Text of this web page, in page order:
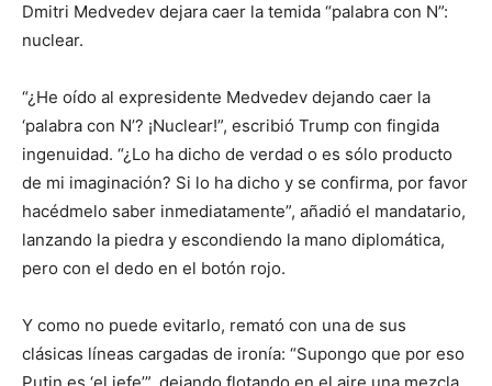
Dmitri Medvedev dejara caer la temida “palabra con N”:
nuclear.
“¿He oído al expresidente Medvedev dejando caer la
‘palabra con N’? ¡Nuclear!”, escribió Trump con fingida
ingenuidad. “¿Lo ha dicho de verdad o es sólo producto
de mi imaginación? Si lo ha dicho y se confirma, por favor
hacédmelo saber inmediatamente”, añadió el mandatario,
lanzando la piedra y escondiendo la mano diplomática,
pero con el dedo en el botón rojo.
Y como no puede evitarlo, remató con una de sus
clásicas líneas cargadas de ironía: “Supongo que por eso